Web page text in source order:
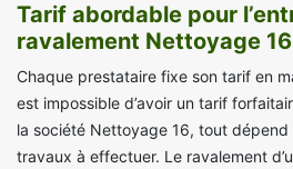
Tarif abordable pour
ravalement Nettoyage 16
Chaque prestataire fixe son tarif en
est impossible d’avoir un tarif
la société Nettoyage 16, tout
travaux à effectuer. Le ravalement